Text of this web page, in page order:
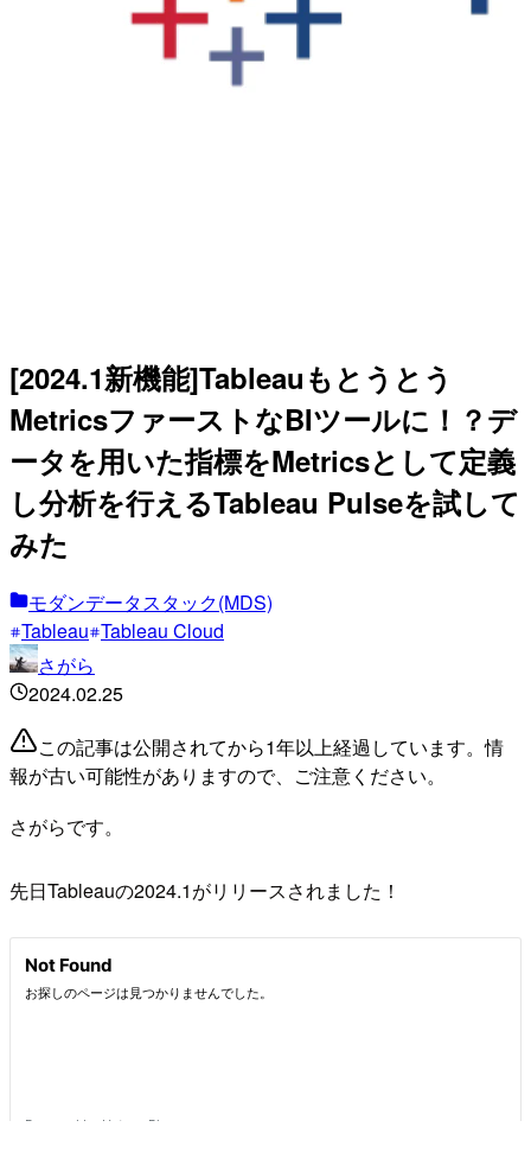
[2024.1新機能]Tableauもとうとう
MetricsファーストなBIツールに！？デ
ータを用いた指標をMetricsとして定義
し分析を行えるTableau Pulseを試して
みた
モダンデータスタック(MDS)
Tableau Tableau Cloud
さがら
2024.02.25
この記事は公開されてから1年以上経過しています。情
報が古い可能性がありますので、ご注意ください。
さがらです。
先日Tableauの2024.1がリリースされました！